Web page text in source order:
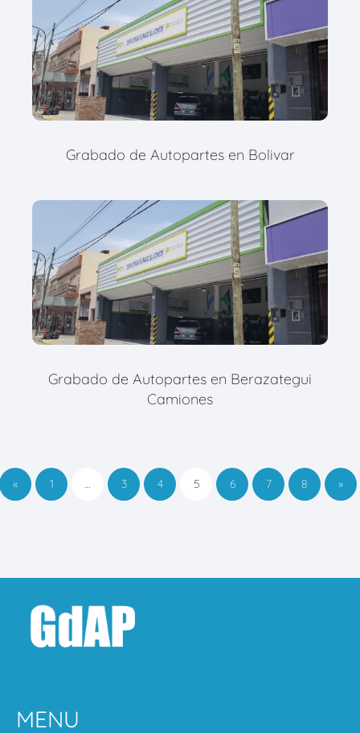
Grabado de Autopartes en Bolivar
Grabado de Autopartes en Berazategui
Camiones
« 1 … 3 4 5 6 7 8 »
MENU